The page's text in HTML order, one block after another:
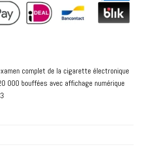
complet de la cigarette électronique
000 bouffées avec affichage numérique